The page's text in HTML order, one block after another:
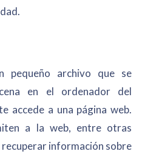
pequeño archivo que se
en el ordenador del
accede a una página web.
a la web, entre otras
recuperar información sobre